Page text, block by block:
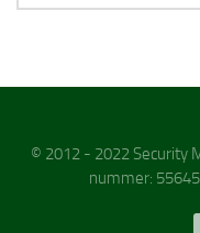
naar:
© 2012 - 2022 Security
nummer: